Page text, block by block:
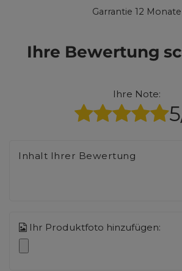
Garrantie 12 Monate
Ihre Bewertung
Ihre Note:
Inhalt Ihrer Bewertung
Ihr Produktfoto hinzufügen: